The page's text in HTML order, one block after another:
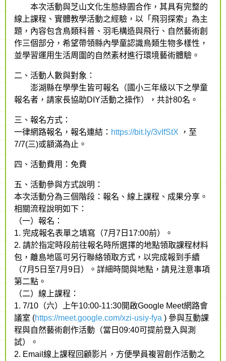
本次活動與芝山文化生態綠園合作，其具有完整的
線上課程、實體教學活動之經驗，以「飛羽探索」為主
題，內容包含鳥類科普、羽毛構造與飛行、自然藝術創
作三個部分，希望帶領縣內學童認識鳥類生物多樣性，
並學習運用生活周圍的自然素材進行環境藝術體驗。
二、活動人數與對象：
澎湖縣在學學生皆可報名（國小三年級以下之學童
報名者，請家長協助DIY活動之操作），共計80名。
三、報名方式：
一律網路報名，報名連結： https://bit.ly/3vIfStX
，至
7/7(三)或額滿為止。
四、活動費用：免費
五、活動參與方式說明：
本次活動分為三個階段：報名、線上課程、成果分享。
相關流程說明如下：
（一）報名：
1. 完成報名表單之填寫（7月7日17:00前）。
2. 請於指定時段前往報名時所選擇的地點領取課程材料
包，離島地區可另行聯絡領取方式，以完成報到手續
（7月5日至7月9日）。詳細時間與地點，請見注意事項
第二點。
（二）線上課程：
1. 7/10（六）上午10:00-11:30開啟Google Meet網路會
議室 (https://meet.google.com/xzi-usiy-fya ) 參與互動課
程與自然藝術創作活動（當日09:40可提前登入與測
試）。
2. Email線上課程回顧影片，方便學員複習創作活動之